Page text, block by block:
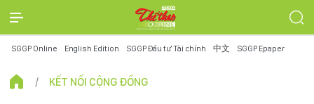
SGGP Online English Edition SGGP Đầu tư Tài chính 中文 SGGP Epaper
KẾT NỐI CỘNG ĐỒNG